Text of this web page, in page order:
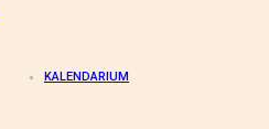
KALENDARIUM